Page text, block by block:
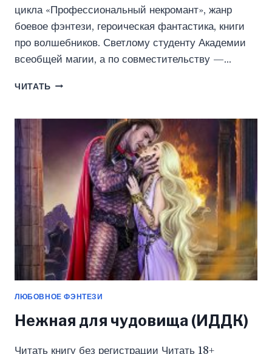
цикла «Профессиональный некромант», жанр
боевое фэнтези, героическая фантастика, книги
про волшебников. Светлому студенту Академии
всеобщей магии, а по совместительству —…
ЧИТАТЬ ПРОФЕССИОНАЛЬНЫЙ
ОХОТЕ
(ИДДК)
ЛЮБОВНОЕ ФЭНТЕЗИ
Нежная для чудовища (ИДДК)
Читать книгу без регистрации Читать 18+